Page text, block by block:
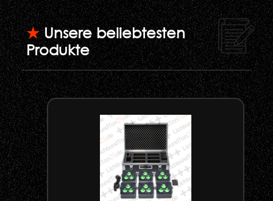
★Unsere beliebtesten
Produkte